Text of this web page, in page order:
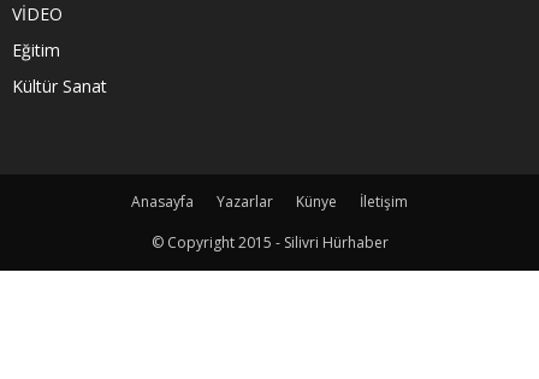
VİDEO
Eğitim
Kültür Sanat
Anasayfa Yazarlar Künye
İletişim
© Copyright 2015 - Silivri Hürhaber